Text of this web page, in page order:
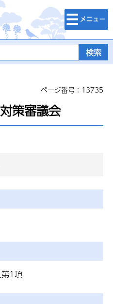
検索・メニュ
ー
ページ番号：13735
策審議会
1項